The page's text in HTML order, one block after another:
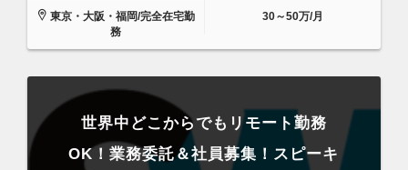
東京・大阪・福岡/完全在宅勤
務
30～50万/月
世界中どこからでもリモート勤務
OK！業務委託＆社員募集！スピーキ